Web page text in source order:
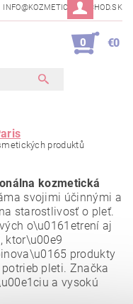
INFO@KOZMETICKYOBCHOD.SK
0 €0
kozmetická
svojimi účinnými a
starostlivosť o pleť.
o\u0161etrení aj
ktor\u00e9
produkty
pleti. Značka
a vysokú